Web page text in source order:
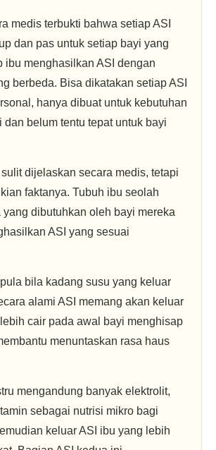
medis terbukti bahwa setiap ASI
dan pas untuk setiap bayi yang
ibu menghasilkan ASI dengan
berbeda. Bisa dikatakan setiap ASI
hanya dibuat untuk kebutuhan
dan belum tentu tepat untuk bayi
dijelaskan secara medis, tetapi
faktanya. Tubuh ibu seolah
yang dibutuhkan oleh bayi mereka
ASI yang sesuai
bila kadang susu yang keluar
alami ASI memang akan keluar
cair pada awal bayi menghisap
menuntaskan rasa haus
mengandung banyak elektrolit,
sebagai nutrisi mikro bagi
keluar ASI ibu yang lebih